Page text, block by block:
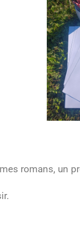
romans, un